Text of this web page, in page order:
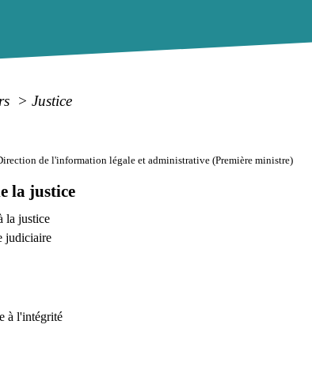
> Justice
de l'information légale et administrative (Première ministre)
la justice
la justice
judiciaire
à l'intégrité